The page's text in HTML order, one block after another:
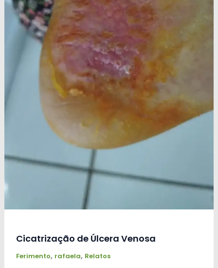
Cicatrização de Úlcera Venosa
Ferimento, rafaela, Relatos